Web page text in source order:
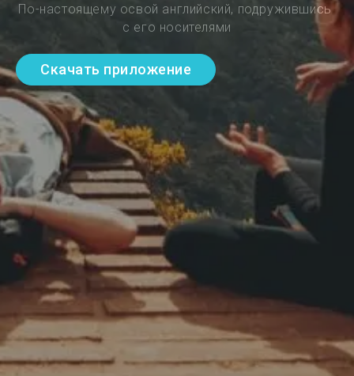
По-настоящему освой английский, подружившись
с его носителями
Скачать приложение